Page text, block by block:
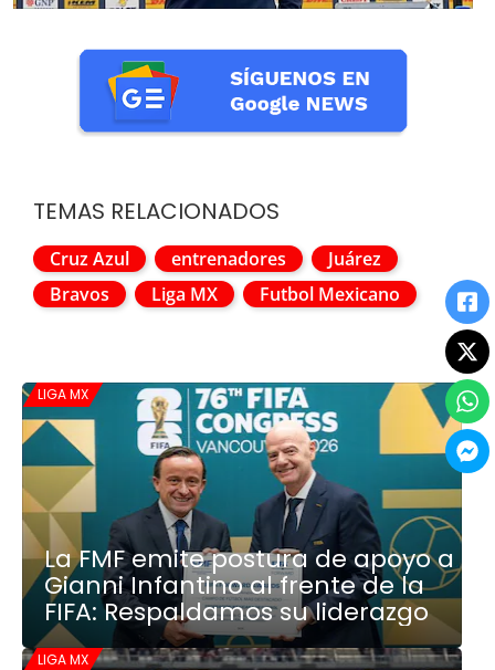
TEMAS RELACIONADOS
Cruz Azul entrenadores
Juárez
Bravos
Liga MX Futbol Mexicano
LIGA MX
La FMF emite postura de apoyo a
Gianni Infantino al frente de la
FIFA: Respaldamos su liderazgo
LIGA MX